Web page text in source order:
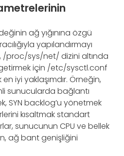
ağ yığınına özgü
yapılandırmayı
/proc/sys/net/ dizini altında
için /etc/sysctl.conf
iyi yaklaşımdır. Örneğin,
sunucularda bağlantı
SYN backlog’u yönetmek
kısaltmak standart
sunucunun CPU ve bellek
ağ bant genişliğini